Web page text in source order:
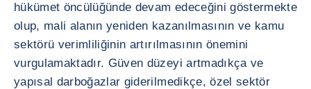
hükümet öncülüğünde devam edeceğini göstermekte
olup, mali alanın yeniden kazanılmasının ve kamu
sektörü verimliliğinin artırılmasının önemini
vurgulamaktadır. Güven düzeyi artmadıkça ve
yapısal darboğazlar giderilmedikçe, özel sektör